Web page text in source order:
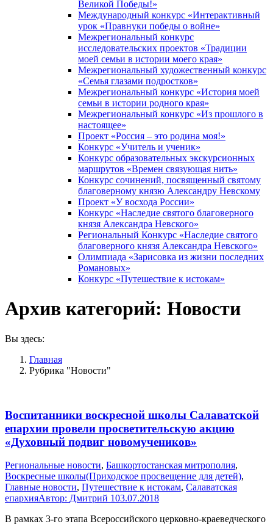
Великой Победы!»
Международный конкурс «Интерактивный
урок «Правнуки победы о войне»
Межрегиональный конкурс
исследовательских проектов «Традиции
моей семьи в истории моего края»
Межрегиональный художественный конкурс
«Семья глазами подростков»
Межрегиональный конкурс «История моей
семьи в истории родного края»
Межрегиональный конкурс «Из прошлого в
настоящее»
Проект «Россия – это родина моя!»
Конкурс «Учитель и ученик»
Конкурс образовательных экскурсионных
маршрутов «Времен связующая нить»
Конкурс сочинений, посвященный святому
благоверному князю Александру Невскому
Проект «У восхода России»
Конкурс «Наследие святого благоверного
князя Александра Невского»
Региональный Конкурс «Наследие святого
благоверного князя Александра Невского»
Олимпиада «Зарисовка из жизни последних
Романовых»
Конкурс «Путешествие к истокам»
Архив категорий: Новости
Вы здесь:
Главная
Рубрика "Новости"
Воспитанники воскресной школы Салаватской
епархии провели просветительскую акцию
«Духовный подвиг новомучеников»
Pегиональные новости, Башкортостанская митрополия,
Воскресные школы(Приходское просвещение для детей),
Главные новости, Путешествие к истокам, Салаватская
епархияАвтор: Дмитрий 103.07.2018
В рамках 3-го этапа Всероссийского церковно-краеведческого